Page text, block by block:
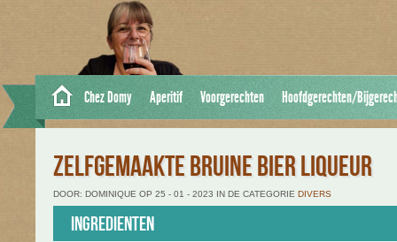
Chez Domy Aperitif Voorgerechten Hoofdgerechten/
ZELFGEMAAKTE BRUINE BIER LIQUEUR
DOOR: DOMINIQUE OP 25 - 01 - 2023 IN DE CATEGORIE DIVERS
Ingredienten